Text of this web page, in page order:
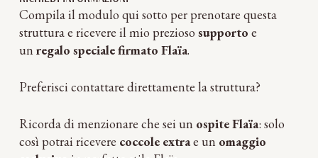
Compila il modulo qui sotto per prenotare questa
struttura e ricevere il mio prezioso supporto e
un regalo speciale firmato Flaïa.
Preferisci contattare direttamente la struttura?
Ricorda di menzionare che sei un ospite Flaïa: solo
così potrai ricevere coccole extrae un omaggio